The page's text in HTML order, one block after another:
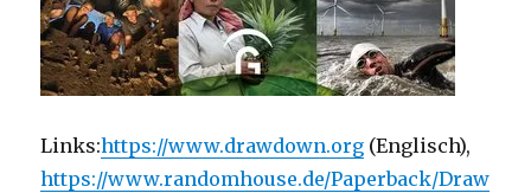
Links:https://www.drawdown.org (Englisch),
https://www.randomhouse.de/Paperback/Draw